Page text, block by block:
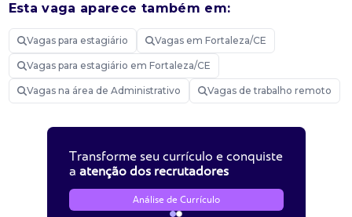
Esta vaga aparece também em:
Vagas para estagiário Vagas em Fortaleza/CE
Vagas para estagiário em Fortaleza/CE
Vagas na área de Administrativo Vagas de trabalho remoto
Transforme seu currículo e conquiste
a atenção dos recrutadores
Análise de Currículo